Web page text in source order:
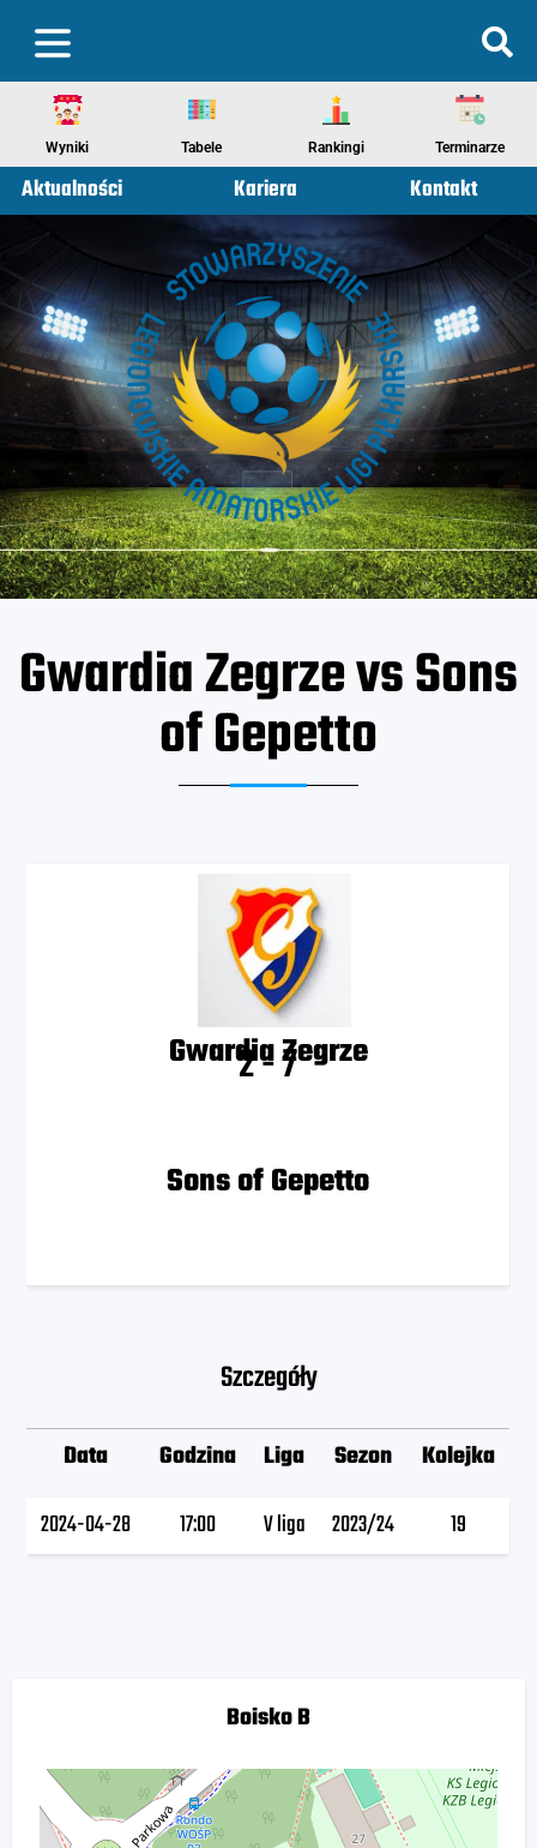
Wyniki Tabele Rankingi Terminarze
Aktualności Kariera Kontakt
Gwardia Zegrze vs Sons
of Gepetto
Gwardia Zegrze
Sons of Gepetto
2-7
Szczegóły
Data Godzina Liga Sezon
Kolejka
2024-04-28
17:00 V liga 2023/24 19
Boisko B